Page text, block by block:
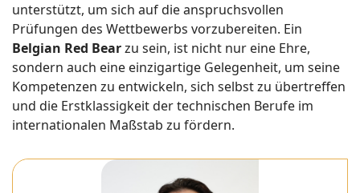
unterstützt, um sich auf die anspruchsvollen
Prüfungen des Wettbewerbs vorzubereiten. Ein
Belgian Red Bearzu sein, ist nicht nur eine Ehre,
sondern auch eine einzigartige Gelegenheit, um seine
Kompetenzen zu entwickeln, sich selbst zu übertreffen
und die Erstklassigkeit der technischen Berufe im
internationalen Maßstab zu fördern.